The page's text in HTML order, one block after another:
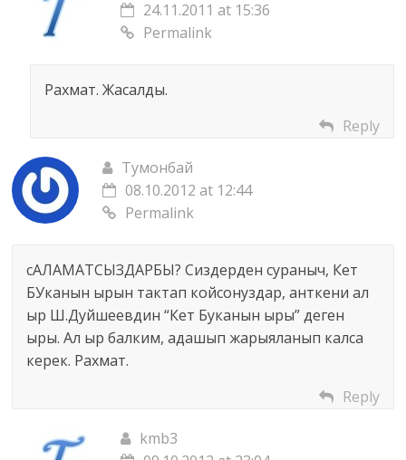
24.11.2011 at 15:36
Permalink
Рахмат. Жасалды.
Reply
Тумонбай
08.10.2012 at 12:44
Permalink
сАЛАМАТСЫЗДАРБЫ? Сиздерден сураныч, Кет
БУканын ырын тактап койсонуздар, анткени ал
ыр Ш.Дуйшеевдин “Кет Буканын ыры” деген
ыры. Ал ыр балким, адашып жарыяланып калса
керек. Рахмат.
Reply
kmb3